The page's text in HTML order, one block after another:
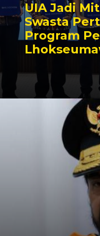
UIA Jadi
Swasta
Program